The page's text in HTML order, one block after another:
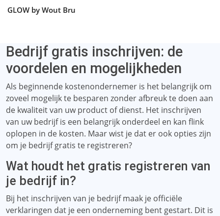
GLOW by Wout Bru
Bedrijf gratis inschrijven: de
voordelen en mogelijkheden
Als beginnende kostenondernemer is het belangrijk om
zoveel mogelijk te besparen zonder afbreuk te doen aan
de kwaliteit van uw product of dienst. Het inschrijven
van uw bedrijf is een belangrijk onderdeel en kan flink
oplopen in de kosten. Maar wist je dat er ook opties zijn
om je bedrijf gratis te registreren?
Wat houdt het gratis registreren van
je bedrijf in?
Bij het inschrijven van je bedrijf maak je officiële
verklaringen dat je een onderneming bent gestart. Dit is